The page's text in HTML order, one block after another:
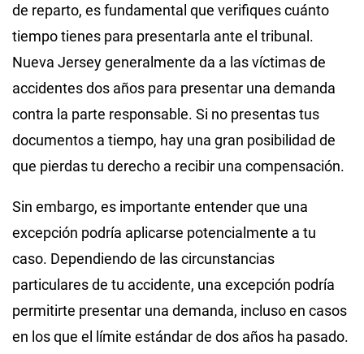
de reparto, es fundamental que verifiques cuánto
tiempo tienes para presentarla ante el tribunal.
Nueva Jersey generalmente da a las víctimas de
accidentes dos años para presentar una demanda
contra la parte responsable. Si no presentas tus
documentos a tiempo, hay una gran posibilidad de
que pierdas tu derecho a recibir una compensación.
Sin embargo, es importante entender que una
excepción podría aplicarse potencialmente a tu
caso. Dependiendo de las circunstancias
particulares de tu accidente, una excepción podría
permitirte presentar una demanda, incluso en casos
en los que el límite estándar de dos años ha pasado.